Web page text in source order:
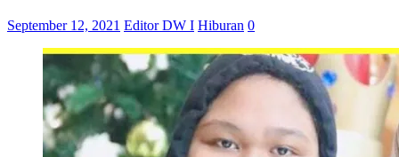
September 12, 2021 Editor DW I Hiburan 0